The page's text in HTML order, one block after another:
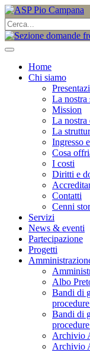
Home
Chi siamo
La nostra
Mission
La nostra
La
Ingresso
Cosa
I costi
Diritti e
Contatti
Cenni
Servizi
News & eventi
Partecipazione
Progetti
Albo
Bandi di
Bandi di
Archivio
Archivio